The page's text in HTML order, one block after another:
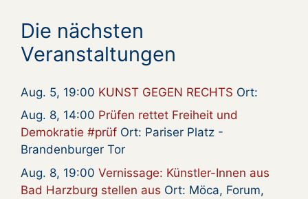
Die nächsten
Veranstaltungen
Aug. 5, 19:00 KUNST GEGEN RECHTS Ort:
Aug. 8, 14:00 Prüfen rettet Freiheit und
Demokratie #prüf Ort: Pariser Platz -
Brandenburger Tor
Aug. 8, 19:00 Vernissage: Künstler-Innen aus
Bad Harzburg stellen aus Ort: Möca, Forum,